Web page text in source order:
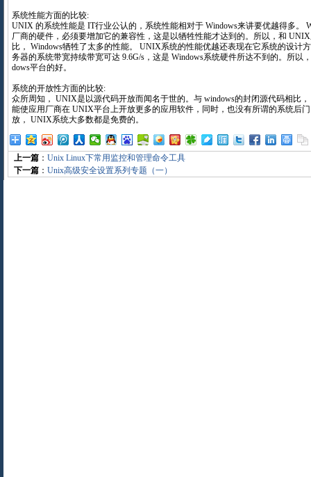
系统性能方面的比较:
UNIX 的系统性能是 IT行业公认的，系统性能相对于 Windows来讲要优越得多。
厂商的硬件，必须要增加它的兼容性，这是以牺牲性能才达到的。所以，和
比， Windows牺牲了太多的性能。 UNIX系统的性能优越还表现在它系统的设计
务器的系统带宽持续带宽可达 9.6G/s，这是 Windows系统硬件所达不到的。所以
dows平台的好。
系统的开放性方面的比较:
众所周知， UNIX是以源代码开放而闻名于世的。与 windows的封闭源代码相比
能使应用厂商在 UNIX平台上开放更多的应用软件，同时，也没有所谓的系统后
放， UNIX系统大多数都是免费的。
上一篇 ： Unix Linux下常用监控和管理命令工具
下一篇 ： Unix高级安全设置系列专题（一）